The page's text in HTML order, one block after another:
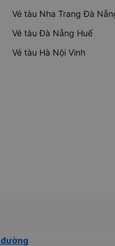
Vé tàu Nha Trang Đà
Vé tàu Đà Nẵng Huế
Vé tàu Hà Nội Vinh
đường